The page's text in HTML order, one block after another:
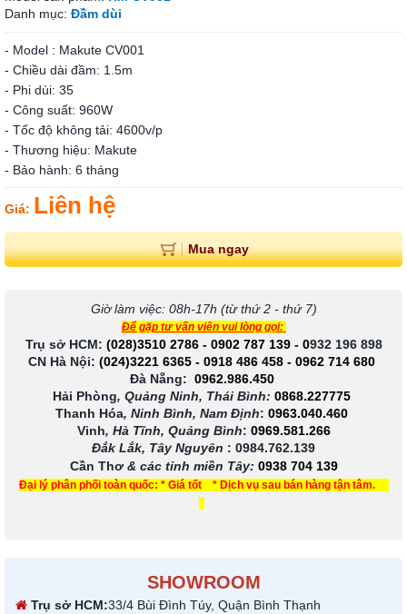
Danh mục: Đầm dùi
- Model : Makute CV001
- Chiều dài đầm: 1.5m
- Phi dùi: 35
- Công suất: 960W
- Tốc độ không tải: 4600v/p
- Thương hiệu: Makute
- Bảo hành: 6 tháng
Giá: Liên hệ
Mua ngay
Giờ làm việc: 08h-17h (từ thứ 2 - thứ 7)
Để gặp tư vấn viên vui lòng gọi:
Trụ sở HCM: (028)3510 2786 - 0902 787 139- 0932 196 898
CN Hà Nội: (024)3221 6365 - 0918 486 458 - 0962 714 680
Đà Nẵng: 0962.986.450
Hải Phòng, Quảng Ninh, Thái Bình: 0868.227775
Thanh Hóa, Ninh Bình, Nam Định: 0963.040.460
Vinh, Hà Tĩnh, Quảng Bình: 0969.581.266
Đắk Lắk, Tây Nguyên : 0984.762.139
Cần Thơ & các tỉnh miền Tây: 0938 704 139
Đại lý phân phối toàn quốc: * Giá tốt * Dịch vụ sau bán hàng tận tâm.
SHOWROOM
Trụ sở HCM:33/4 Bùi Đình Túy, Quận Bình Thạnh